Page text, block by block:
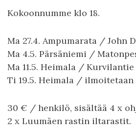
Kokoonnumme klo 18.
Ma 27.4. Ampumarata / John
Ma 4.5. Pärsäniemi /
Ma 11.5. Heimala / Kurvilantie
Ti 19.5. Heimala /
30 € / henkilö, sisältää 4 x
2 x Luumäen rastin iltarastit.